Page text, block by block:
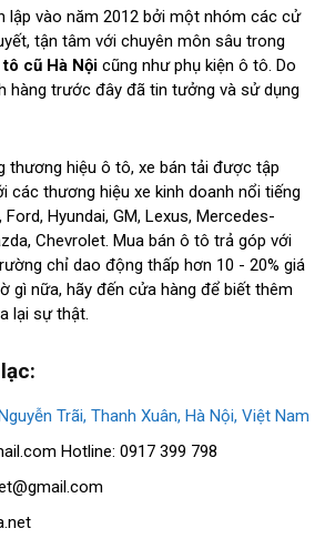
lập vào năm 2012 bởi một nhóm các cử
tận tâm với chuyên môn sâu trong
tô cũ Hà Nội cũng như phụ kiện ô tô. Do
hàng trước đây đã tin tưởng và sử dụng
thương hiệu ô tô, xe bán tải được tập
các thương hiệu xe kinh doanh nổi tiếng
Hyundai, GM, Lexus, Mercedes-
Chevrolet. Mua bán ô tô trả góp với
chỉ dao động thấp hơn 10 - 20% giá
gì nữa, hãy đến cửa hàng để biết thêm
lại sự thật.
Trãi, Thanh Xuân, Hà Nội, Việt Nam
Hotline: 0917 399 798